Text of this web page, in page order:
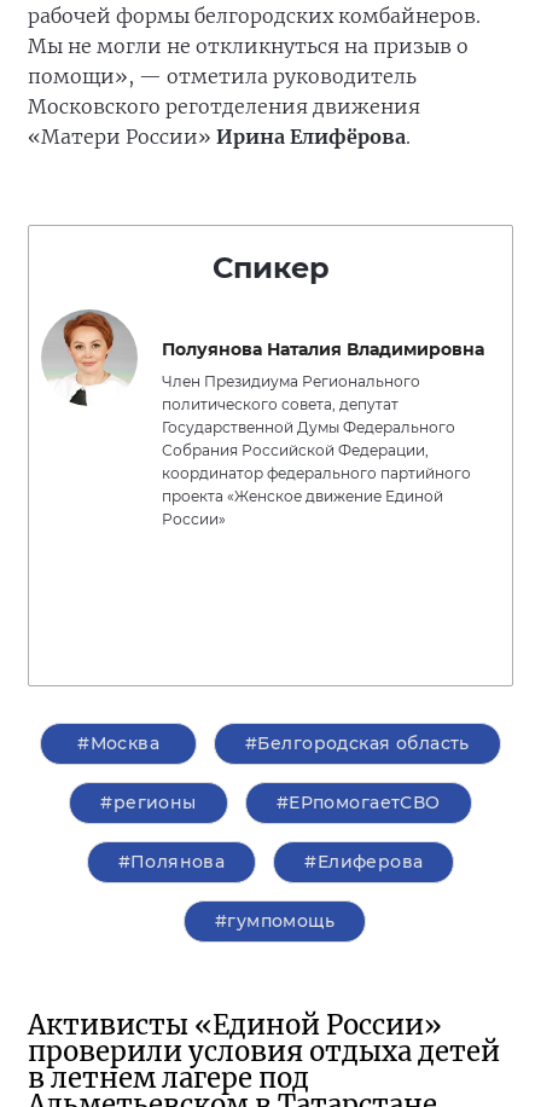
рабочей формы белгородских комбайнеров.
Мы не могли не откликнуться на призыв о
помощи», — отметила руководитель
Московского реготделения движения
«Матери России» Ирина Елифёрова.
Спикер
Полуянова Наталия Владимировна
Член Президиума Регионального
политического совета, депутат
Государственной Думы Федерального
Собрания Российской Федерации,
координатор федерального партийного
проекта «Женское движение Единой
России»
#Москва #Белгородская область
#регионы #ЕРпомогаетСВО
#Полянова #Елиферова
#гумпомощь
Активисты «Единой России»
проверили условия отдыха детей
в летнем лагере под